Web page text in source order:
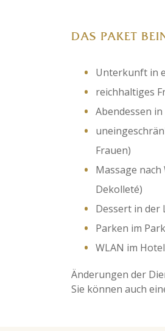
DAS PAKET
Unterkunft in
reichhaltiges
Abendessen
Frauen)
Massage
Dekolleté)
Dessert in der
Parken im
WLAN im
​Änderungen der
Sie können auch